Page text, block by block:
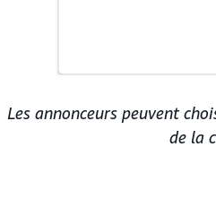
Les annonceurs peuvent
de la